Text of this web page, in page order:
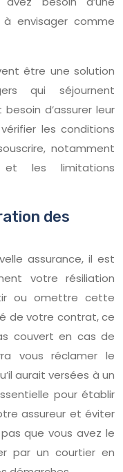
envisager comme
être une solution
qui séjournent
d’assurer leur
les conditions
notamment
les limitations
des
assurance, il est
votre résiliation
ou omettre cette
de votre contrat, ce
couvert en cas de
vous réclamer le
aurait versées à un
pour établir
assureur et éviter
pas que vous avez le
par un courtier en